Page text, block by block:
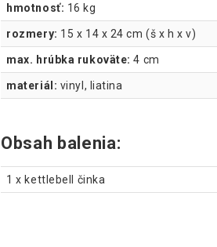
hmotnosť: 16 kg
rozmery: 15 x 14 x 24 cm (š x h x v)
max. hrúbka rukoväte: 4 cm
materiál: vinyl, liatina
Obsah balenia:
1 x kettlebell činka